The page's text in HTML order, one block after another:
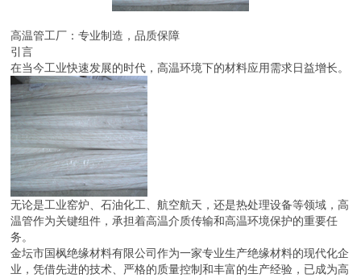
高温管工厂：专业制造，品质保障
引言
在当今工业快速发展的时代，高温环境下的材料应用需求日益增长。
无论是工业窑炉、石油化工、航空航天，还是热处理设备等领域，高
温管作为关键组件，承担着高温介质传输和高温环境保护的重要任
务。
金坛市国枫绝缘材料有限公司作为一家专业生产绝缘材料的现代化企
业，凭借先进的技术、严格的质量控制和丰富的生产经验，已成为高